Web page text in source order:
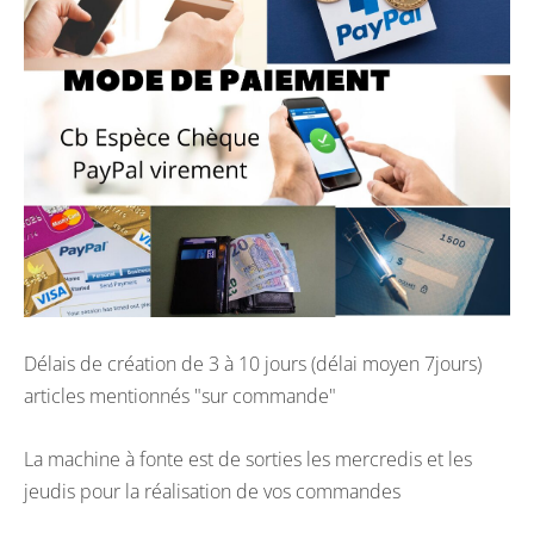
Délais de création de 3 à 10 jours (délai moyen 7jours)
articles mentionnés "sur commande"
La machine à fonte est de sorties les mercredis et les
jeudis pour la réalisation de vos commandes